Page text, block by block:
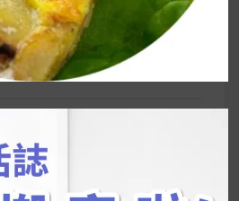
有好玩的運動小遊戲！今年過